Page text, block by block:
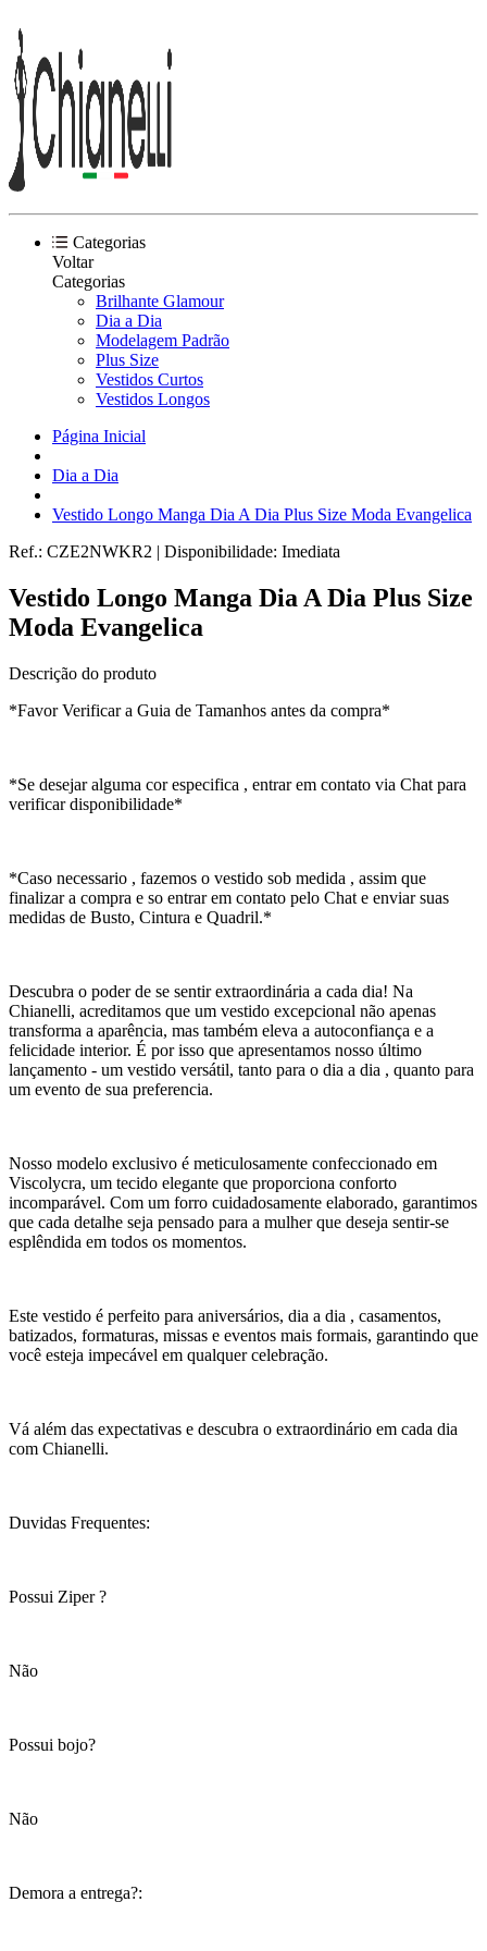
Categorias
Voltar
Categorias
Brilhante Glamour
Dia a Dia
Modelagem Padrão
Plus Size
Vestidos Curtos
Vestidos Longos
Página Inicial
Dia a Dia
Vestido Longo Manga Dia A Dia Plus Size Moda Evangelica
Ref.: CZE2NWKR2 | Disponibilidade: Imediata
Vestido Longo Manga Dia A Dia Plus Size
Moda Evangelica
Descrição do produto
*Favor Verificar a Guia de Tamanhos antes da compra*
*Se desejar alguma cor especifica , entrar em contato via Chat para
verificar disponibilidade*
*Caso necessario , fazemos o vestido sob medida , assim que
finalizar a compra e so entrar em contato pelo Chat e enviar suas
medidas de Busto, Cintura e Quadril.*
Descubra o poder de se sentir extraordinária a cada dia! Na
Chianelli, acreditamos que um vestido excepcional não apenas
transforma a aparência, mas também eleva a autoconfiança e a
felicidade interior. É por isso que apresentamos nosso último
lançamento - um vestido versátil, tanto para o dia a dia , quanto para
um evento de sua preferencia.
Nosso modelo exclusivo é meticulosamente confeccionado em
Viscolycra, um tecido elegante que proporciona conforto
incomparável. Com um forro cuidadosamente elaborado, garantimos
que cada detalhe seja pensado para a mulher que deseja sentir-se
esplêndida em todos os momentos.
Este vestido é perfeito para aniversários, dia a dia , casamentos,
batizados, formaturas, missas e eventos mais formais, garantindo que
você esteja impecável em qualquer celebração.
Vá além das expectativas e descubra o extraordinário em cada dia
com Chianelli.
Duvidas Frequentes:
Possui Ziper ?
Não
Possui bojo?
Não
Demora a entrega?: